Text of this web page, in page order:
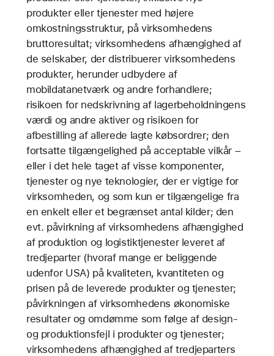
produkter eller tjenester med højere
omkostningsstruktur, på virksomhedens
bruttoresultat; virksomhedens afhængighed af
de selskaber, der distribuerer virksomhedens
produkter, herunder udbydere af
mobildatanetværk og andre forhandlere;
risikoen for nedskrivning af lagerbeholdningens
værdi og andre aktiver og risikoen for
afbestilling af allerede lagte købsordrer; den
fortsatte tilgængelighed på acceptable vilkår –
eller i det hele taget af visse komponenter,
tjenester og nye teknologier, der er vigtige for
virksomheden, og som kun er tilgængelige fra
en enkelt eller et begrænset antal kilder; den
evt. påvirkning af virksomhedens afhængighed
af produktion og logistiktjenester leveret af
tredjeparter (hvoraf mange er beliggende
udenfor USA) på kvaliteten, kvantiteten og
prisen på de leverede produkter og tjenester;
påvirkningen af virksomhedens økonomiske
resultater og omdømme som følge af design-
og produktionsfejl i produkter og tjenester;
virksomhedens afhængighed af tredjeparters